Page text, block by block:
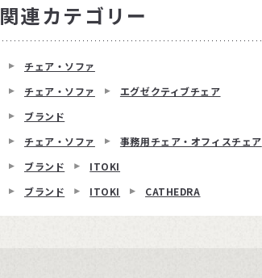
関連カテゴリー
チェア・ソファ
チェア・ソファ
エグゼクティブチェア
ブランド
チェア・ソファ
事務用チェア・オフィスチェア
ブランド
ITOKI
ブランド
ITOKI CATHEDRA